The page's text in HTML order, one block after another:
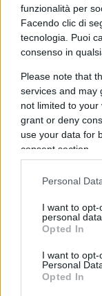
funzionalità per
Facendo clic di
tecnologia. Puoi
consenso in
Please note that
services and may
not limited to your
grant or deny
use your data for
consent section.
Personal
I want to
personal data.
Opted In
I want to
Personal
Opted In
adesso che si
quando si
sembra che
Quindi c’è
urlare
subisce il
persona
parlava delle
“bombe d’acqua”
nonchalance. O
abitudine dei